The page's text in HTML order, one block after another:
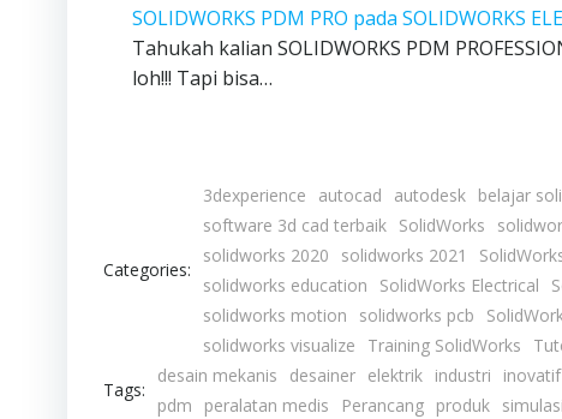
SOLIDWORKS PDM PRO pada SOLIDWORKS
Tahukah kalian SOLIDWORKS PDM
loh!!! Tapi bisa…
Categories:
3dexperience autocad autodesk belajar
software 3d cad terbaik SolidWorks
solidworks 2020
solidworks 2021
solidworks education
SolidWorks Electrical
solidworks motion
solidworks pcb
solidworks visualize
Training SolidWorks
Tags:
desain mekanis desainer elektrik industri inovatif
pdm
peralatan medis Perancang produk simulasi